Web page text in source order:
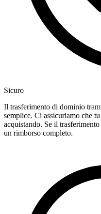
Sicuro
Il trasferimento di dominio
semplice. Ci assicuriamo che
acquistando. Se il
un rimborso completo.